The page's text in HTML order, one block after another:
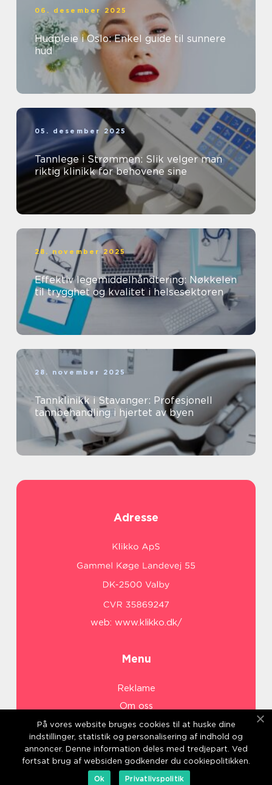
06. desember 2025
Hudpleie i Oslo: Enkel guide til sunnere
hud
05. desember 2025
Tannlege i Strømmen: Slik velger man
riktig klinikk for behovene sine
28. november 2025
Effektiv legemiddelhåndtering: Nøkkelen
til trygghet og kvalitet i helsesektoren
28. november 2025
Tannklinikk i Stavanger: Profesjonell
tannbehandling i hjertet av byen
Adresse
web: www.klikko.dk/
Menu
Reklame
Om oss
Cookies
Kontakt Oss
Sitemap
På vores website bruges cookies til at huske dine
indstillinger, statistik og personalisering af indhold og
annoncer. Denne information deles med tredjepart. Ved
fortsat brug af websiden godkender du cookiepolitikken.
Ok
Privatlivspolitik